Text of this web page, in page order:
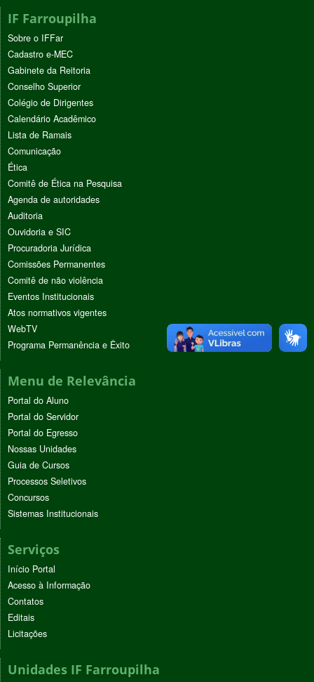
IF Farroupilha
Sobre o IFFar
Cadastro e-MEC
Gabinete da Reitoria
Conselho Superior
Colégio de Dirigentes
Calendário Acadêmico
Lista de Ramais
Comunicação
Ética
Comitê de Ética na Pesquisa
Agenda de autoridades
Auditoria
Ouvidoria e SIC
Procuradoria Jurídica
Comissões Permanentes
Comitê de não violência
Eventos Institucionais
Atos normativos vigentes
WebTV
Programa Permanência e Êxito
Menu de Relevância
Portal do Aluno
Portal do Servidor
Portal do Egresso
Nossas Unidades
Guia de Cursos
Processos Seletivos
Concursos
Sistemas Institucionais
Serviços
Início Portal
Acesso à Informação
Contatos
Editais
Licitações
Unidades IF Farroupilha